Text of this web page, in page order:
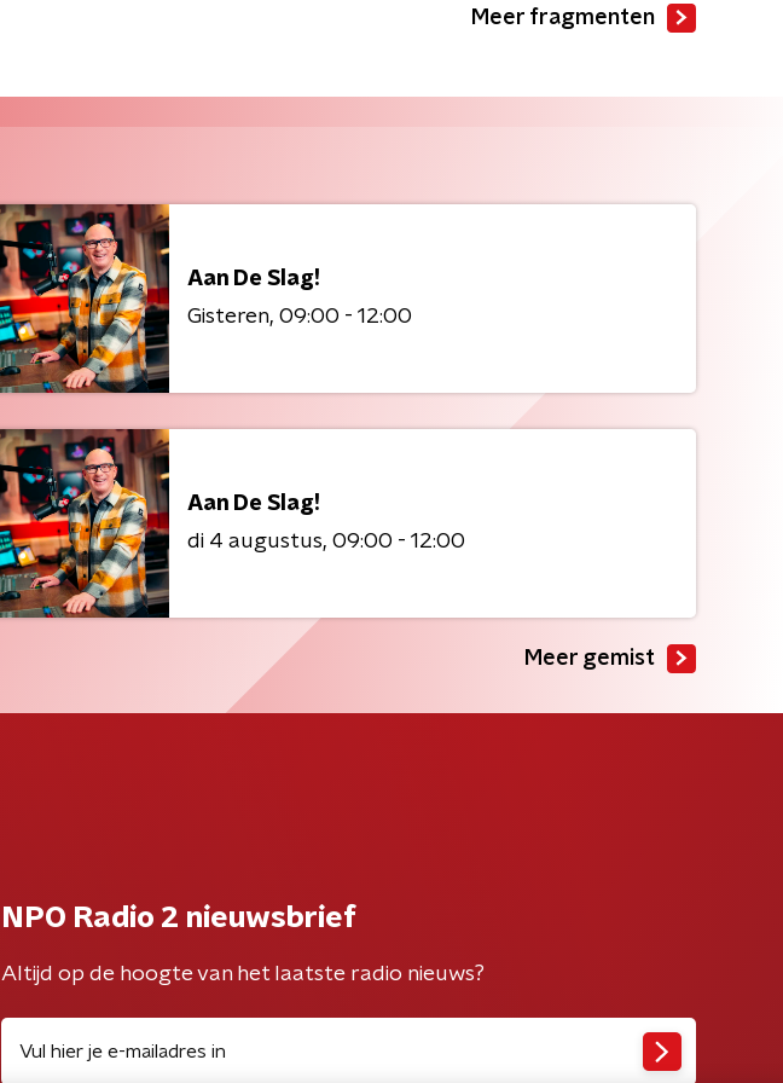
Meer fragmenten
Aan De Slag!
Gisteren 09:00 - 12:00
Aan De Slag!
di 4 augustus 09:00 - 12:00
Meer gemist
NPO Radio 2 nieuwsbrief
Altijd op de hoogte van het laatste radio nieuws?